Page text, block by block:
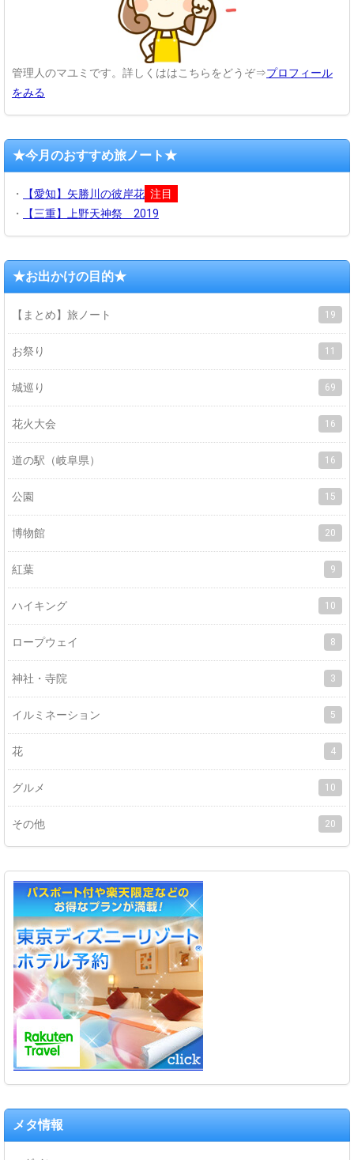
管理人のマユミです。詳しくははこちらをどうぞ⇒プロフィール
をみる
★今月のおすすめ旅ノート★
・ 【愛知】矢勝川の彼岸花 注目
・
【三重】上野天神祭 2019
★お出かけの目的★
【まとめ】旅ノート 19
お祭り 11
城巡り 69
花火大会 16
道の駅（岐阜県） 16
公園 15
博物館 20
紅葉 9
ハイキング 10
ロープウェイ 8
神社・寺院 3
イルミネーション 5
花 4
グルメ 10
その他 20
メタ情報